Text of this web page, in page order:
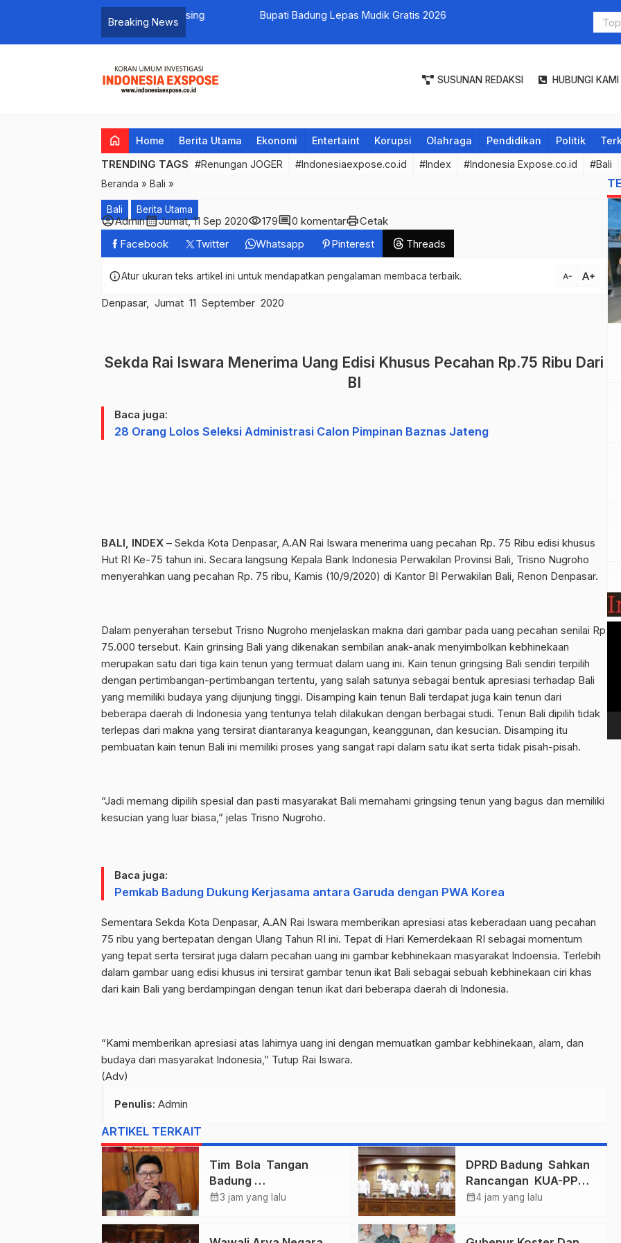
Breaking News
Bupati Badung Lepas Mudik Gratis 2026
Sasar
SUSUNAN REDAKSI HUBUNGI KAMI
home Home Berita Utama Ekonomi Entertaint Korupsi Olahraga Pendidikan Politik
TRENDING TAGS #Renungan JOGER #Indonesiaexpose.co.id #Index #Indonesia Expose.co.id #Bali
Beranda » Bali »
Bali Berita Utama
account_circleAdmincalendar_monthJumat, 11 Sep 2020visibility179comment0 komentarprintCetak
Facebook
Twitter Whatsapp Pinterest Threads
infoAtur ukuran teks artikel ini untuk mendapatkan pengalaman membaca terbaik. text_decrease text_increase
Denpasar, Jumat 11 September 2020
Sekda Rai Iswara Menerima Uang Edisi Khusus Pecahan Rp.75 Ribu Dari
BI
Baca juga:
28 Orang Lolos Seleksi Administrasi Calon Pimpinan Baznas Jateng
BALI, INDEX – Sekda Kota Denpasar, A.AN Rai Iswara menerima uang pecahan Rp. 75 Ribu edisi khusus
Hut RI Ke-75 tahun ini. Secara langsung Kepala Bank Indonesia Perwakilan Provinsi Bali, Trisno Nugroho
menyerahkan uang pecahan Rp. 75 ribu, Kamis (10/9/2020) di Kantor BI Perwakilan Bali, Renon Denpasar.
Dalam penyerahan tersebut Trisno Nugroho menjelaskan makna dari gambar pada uang pecahan senilai Rp
75.000 tersebut. Kain grinsing Bali yang dikenakan sembilan anak-anak menyimbolkan kebhinekaan
merupakan satu dari tiga kain tenun yang termuat dalam uang ini. Kain tenun gringsing Bali sendiri terpilih
dengan pertimbangan-pertimbangan tertentu, yang salah satunya sebagai bentuk apresiasi terhadap Bali
yang memiliki budaya yang dijunjung tinggi. Disamping kain tenun Bali terdapat juga kain tenun dari
beberapa daerah di Indonesia yang tentunya telah dilakukan dengan berbagai studi. Tenun Bali dipilih tidak
terlepas dari makna yang tersirat diantaranya keagungan, keanggunan, dan kesucian. Disamping itu
pembuatan kain tenun Bali ini memiliki proses yang sangat rapi dalam satu ikat serta tidak pisah-pisah.
“Jadi memang dipilih spesial dan pasti masyarakat Bali memahami gringsing tenun yang bagus dan memiliki
kesucian yang luar biasa,” jelas Trisno Nugroho.
Baca juga:
Pemkab Badung Dukung Kerjasama antara Garuda dengan PWA Korea
Sementara Sekda Kota Denpasar, A.AN Rai Iswara memberikan apresiasi atas keberadaan uang pecahan
75 ribu yang bertepatan dengan Ulang Tahun RI ini. Tepat di Hari Kemerdekaan RI sebagai momentum
yang tepat serta tersirat juga dalam pecahan uang ini gambar kebhinekaan masyarakat Indoensia. Terlebih
dalam gambar uang edisi khusus ini tersirat gambar tenun ikat Bali sebagai sebuah kebhinekaan ciri khas
dari kain Bali yang berdampingan dengan tenun ikat dari beberapa daerah di Indonesia.
“Kami memberikan apresiasi atas lahirnya uang ini dengan memuatkan gambar kebhinekaan, alam, dan
budaya dari masyarakat Indonesia,” Tutup Rai Iswara.
(Adv)
Penulis: Admin
ARTIKEL TERKAIT
Tim Bola Tangan
Badung
Persembahkan Emas
calendar_month3 jam yang lalu
DPRD Badung Sahkan
Rancangan KUA-PPAS
2027, Anggaran
calendar_month4 jam yang lalu